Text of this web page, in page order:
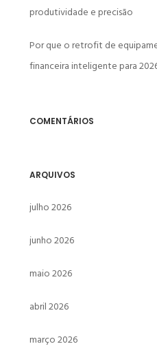
produtividade e precisão
Por que o retrofit de
financeira inteligente para
COMENTÁRIOS
ARQUIVOS
julho 2026
junho 2026
maio 2026
abril 2026
março 2026